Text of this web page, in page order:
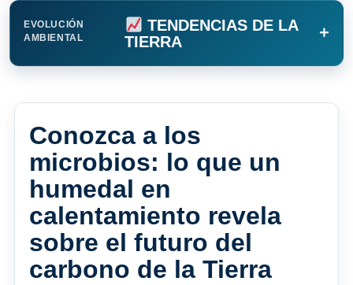
EVOLUCIÓN
AMBIENTAL
TENDENCIAS DE LA
TIERRA
+
Conozca a los
microbios: lo que un
humedal en
calentamiento revela
sobre el futuro del
carbono de la Tierra